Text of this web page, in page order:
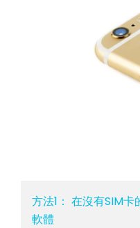
方法1： 在沒有SIM
軟體